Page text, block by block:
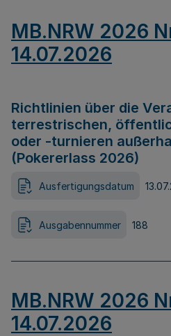
MB.NRW 2026
14.07.2026
Richtlinien über die
terrestrischen,
oder -turnieren
(Pokererlass 2026)
Ausfertigungsdatum
Ausgabennummer 188
MB.NRW 2026
14.07.2026